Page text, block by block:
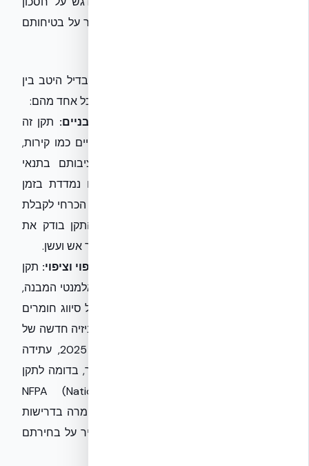
באנרגיה ובמשאבים, אי אפשר ואין להתפשר על בטיחותם
בתחום בטיחות האש, על אנשי המקצוע להבדיל היטב בין
התקנים השונים ולהבין את היישום הנכון של כל אחד מהם:
תקן זה
מתייחס ליכולת של אלמנטים קונסטרוקטיביים כמו קירות,
תקרות ועמודים לשמור על שלמותם ויציבותם בתנאי
שריפה, למשך פרק זמן מוגדר. עמידות זו נמדדת בזמן
(לדוגמה: 90 דקות, 120 דקות) ומהווה תנאי הכרחי לקבלת
טופס 4 ולאישור שירותי כבאות והצלה. התקן בודק את
תפקוד האלמנט כולו, כולל יכולתו למנוע מעבר אש ועשן.
תקן
זה מתמקד בחומרים המצפים ומחפים את אלמנטי המבנה,
בין אם בפנים ובין אם בחוץ. הוא מבוסס על סיווג חומרים
. רביזיה חדשה של
ת"י 921, הצפויה להיכנס לתוקף באפריל 2025, עתידה
לאמץ סטנדרטים בינלאומיים מחמירים יותר, בדומה לתקן
NFPA (National Fire Protection Association)
האמריקאי. הדבר מצביע על כיוון ברור להחמרה בדרישות
גם עבור חומרי גמר, מה שישפיע באופן ישיר על בחירתם